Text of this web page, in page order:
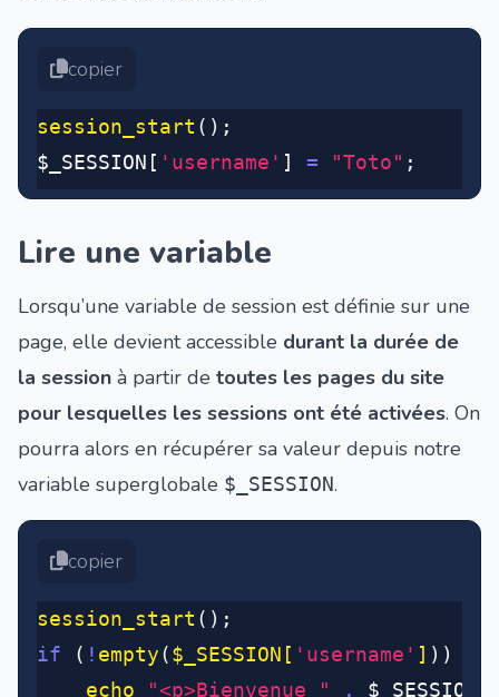
copier
session_start () ;
$_SESSION[ 'username' ] = "Toto" ;
Lire une variable
Lorsqu’une variable de session est définie sur une
page, elle devient accessible durant la durée de
la session à partir de toutes les pages du site
pour lesquelles les sessions ont été activées. On
pourra alors en récupérer sa valeur depuis notre
variable superglobale $_SESSION.
copier
session_start () ;
if ( ! empty($_SESSION[ 'username' ] ) ) {
	echo
"<p>Bienvenue " . $_SESSION[